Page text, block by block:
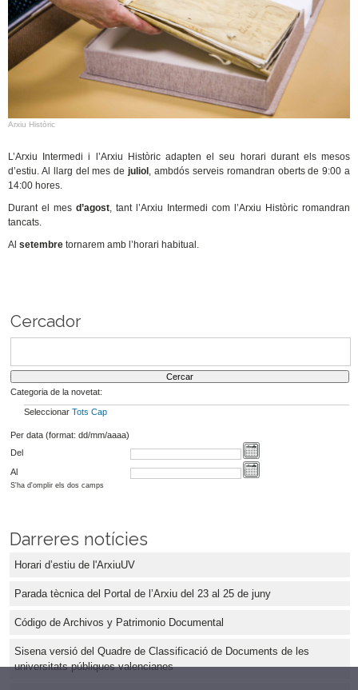
Arxiu Històric
L’Arxiu Intermedi i l’Arxiu Històric adapten el seu horari durant els mesos
d’estiu. Al llarg del mes dejuliol , ambdós serveis romandran oberts de 9:00 a
14:00 hores.
Durant el mesd’agost, tant l’Arxiu Intermedi com l’Arxiu Històric romandran
tancats.
Alsetembre tornarem amb l’horari habitual.
Cercador
Categoria de la novetat:
Seleccionar Tots Cap
Per data (format: dd/mm/aaaa)
Del
Al
S'ha d'omplir els dos camps
Darreres notícies
Horari d’estiu de l'ArxiuUV
Parada tècnica del Portal de l’Arxiu del 23 al 25 de juny
Código de Archivos y Patrimonio Documental
Sisena versió del Quadre de Classificació de Documents de les
universitats públiques valencianes